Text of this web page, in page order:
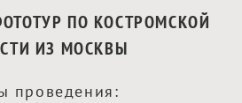
ПО КОСТРОМСКОЙ
ИЗ МОСКВЫ
проведения: